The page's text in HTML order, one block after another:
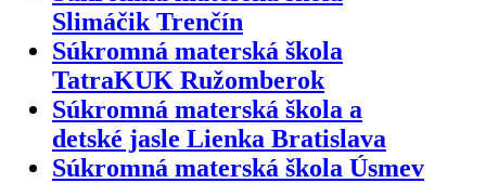
Slimáčik Trenčín
Súkromná materská škola
TatraKUK Ružomberok
Súkromná materská škola a
detské jasle Lienka Bratislava
Súkromná materská škola Úsmev